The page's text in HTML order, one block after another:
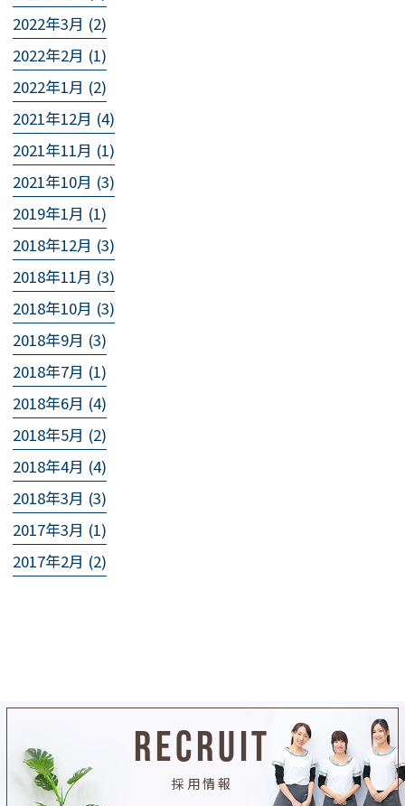
2022年3月 (2)
2022年2月 (1)
2022年1月 (2)
2021年12月 (4)
2021年11月 (1)
2021年10月 (3)
2019年1月 (1)
2018年12月 (3)
2018年11月 (3)
2018年10月 (3)
2018年9月 (3)
2018年7月 (1)
2018年6月 (4)
2018年5月 (2)
2018年4月 (4)
2018年3月 (3)
2017年3月 (1)
2017年2月 (2)
RECRUIT
採用情報